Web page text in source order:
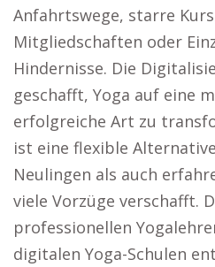
Anfahrtswege, starre
Mitgliedschaften oder
Hindernisse. Die
geschafft, Yoga auf eine
erfolgreiche Art zu
ist eine flexible
Neulingen als auch
viele Vorzüge verschafft.
professionellen
digitalen Yoga-Schulen